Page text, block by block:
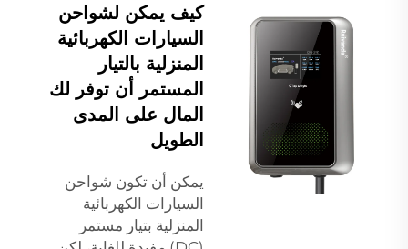
كيف يمكن لشواحن
السيارات الكهربائية
المنزلية بالتيار
المستمر أن توفر لك
المال على المدى
الطويل
يمكن أن تكون شواحن
السيارات الكهربائية
المنزلية بتيار مستمر